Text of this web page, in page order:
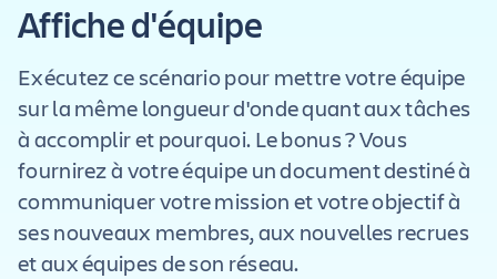
Affiche d'équipe
Exécutez ce scénario pour mettre votre équipe
sur la même longueur d'onde quant aux tâches
à accomplir et pourquoi. Le bonus ? Vous
fournirez à votre équipe un document destiné à
communiquer votre mission et votre objectif à
ses nouveaux membres, aux nouvelles recrues
et aux équipes de son réseau.